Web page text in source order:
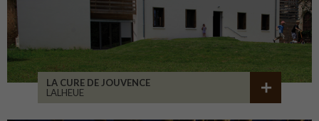
LA CURE DE JOUVENCE
LALHEUE